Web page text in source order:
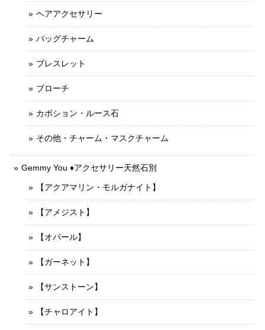
ヘアアクセサリー
バッグチャーム
ブレスレット
ブローチ
カボション・ルース石
その他・チャーム・マスクチャーム
Gemmy You ♦︎アクセサリー天然石別
【アクアマリン・モルガナイト】
【アメジスト】
【オパール】
【ガーネット】
【サンストーン】
【チャロアイト】